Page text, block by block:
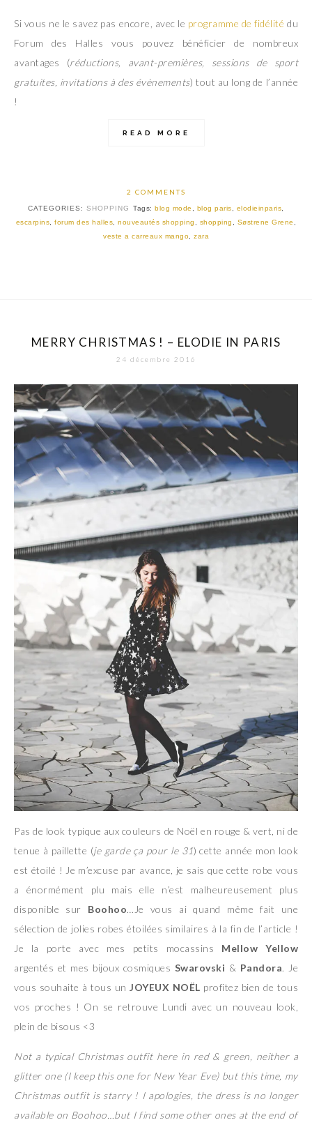
Si vous ne le savez pas encore, avec le programme de fidélité du
Forum des Halles vous pouvez bénéficier de nombreux
avantages (réductions, avant-premières, sessions de sport
gratuites, invitations à des évènements) tout au long de l’année
!
READ MORE
2 COMMENTS
CATEGORIES:SHOPPING Tags:blog mode , blog paris, elodieinparis,
escarpins,forum des halles,nouveautés shopping , shopping , Søstrene Grene ,
veste a carreaux mango, zara
MERRY CHRISTMAS ! – ELODIE IN PARIS
24 décembre 2016
Pas de look typique aux couleurs de Noël en rouge & vert, ni de
tenue à paillette (je garde ça pour le 31) cette année mon look
est étoilé ! Je m’excuse par avance, je sais que cette robe vous
a énormément plu mais elle n’est malheureusement plus
disponible sur Boohoo…Je vous ai quand même fait une
sélection de jolies robes étoilées similaires à la fin de l’article !
Je la porte avec mes petits mocassins Mellow Yellow
argentés et mes bijoux cosmiques Swarovski & Pandora. Je
vous souhaite à tous unJOYEUX NOËL profitez bien de tous
vos proches ! On se retrouve Lundi avec un nouveau look,
plein de bisous <3
Not a typical Christmas outfit here in red & green, neither a
glitter one (I keep this one for New Year Eve) but this time, my
Christmas outfit is starry ! I apologies, the dress is no longer
available on Boohoo…but I find some other ones at the end of